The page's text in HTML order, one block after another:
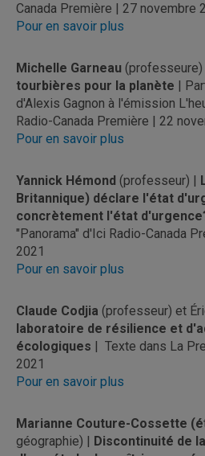
Canada Première | 27 novembre
Pour en savoir plus
Michelle Garneau (professeure)
tourbières pour la planète |
d'Alexis Gagnon à l'émission
Radio-Canada Première | 22
Pour en savoir plus
Yannick Hémond (professeur) |
Britannique) déclare l'état
concrètement l'état
"Panorama" d'Ici Radio-Canada
2021
Pour en savoir plus
Claude Codjia (professeur) et
laboratoire de résilience et
écologiques | Texte dans La
2021
Pour en savoir plus
Marianne Couture-Cossette (é
géographie) | Discontinuité de